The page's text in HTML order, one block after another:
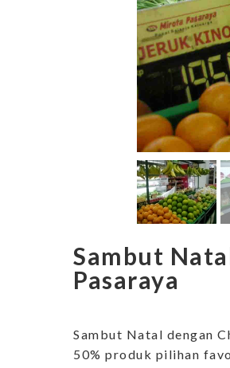
Sambut
Pasaraya
Sambut Natal dengan
50% produk pilihan